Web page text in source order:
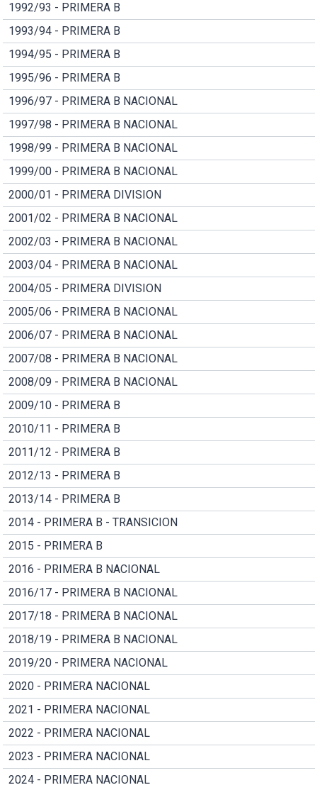
1992/93 - PRIMERA B
1993/94 - PRIMERA B
1994/95 - PRIMERA B
1995/96 - PRIMERA B
1996/97 - PRIMERA B NACIONAL
1997/98 - PRIMERA B NACIONAL
1998/99 - PRIMERA B NACIONAL
1999/00 - PRIMERA B NACIONAL
2000/01 - PRIMERA DIVISION
2001/02 - PRIMERA B NACIONAL
2002/03 - PRIMERA B NACIONAL
2003/04 - PRIMERA B NACIONAL
2004/05 - PRIMERA DIVISION
2005/06 - PRIMERA B NACIONAL
2006/07 - PRIMERA B NACIONAL
2007/08 - PRIMERA B NACIONAL
2008/09 - PRIMERA B NACIONAL
2009/10 - PRIMERA B
2010/11 - PRIMERA B
2011/12 - PRIMERA B
2012/13 - PRIMERA B
2013/14 - PRIMERA B
2014 - PRIMERA B - TRANSICION
2015 - PRIMERA B
2016 - PRIMERA B NACIONAL
2016/17 - PRIMERA B NACIONAL
2017/18 - PRIMERA B NACIONAL
2018/19 - PRIMERA B NACIONAL
2019/20 - PRIMERA NACIONAL
2020 - PRIMERA NACIONAL
2021 - PRIMERA NACIONAL
2022 - PRIMERA NACIONAL
2023 - PRIMERA NACIONAL
2024 - PRIMERA NACIONAL